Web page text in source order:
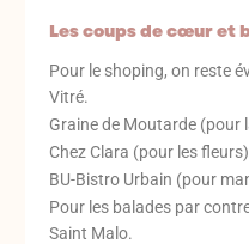
b
e
Les coups de cœur et
Pour le shoping, on reste
Vitré.
Graine de Moutarde (pour
Chez Clara (pour les fleurs)
BU-Bistro Urbain (pour
Pour les balades par
Saint Malo.